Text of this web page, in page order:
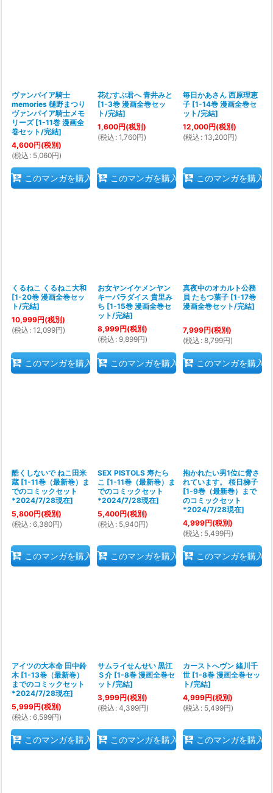
ヴァンパイア騎士
memories 樋野まつり
ヴァンパイア騎士メモ
リーズ [1-11巻 漫画全
巻セット/完結]
4,600円(税別)
(税込 : 5,060円)
このマンガを購入
花むすぶ君へ 青井みと
[1-3巻 漫画全巻セッ
ト/完結]
1,600円(税別)
(税込 : 1,760円)
このマンガを購入
毎日かあさん 西原理恵
子 [1-14巻 漫画全巻セ
ット/完結]
12,000円(税別)
(税込 : 13,200円)
このマンガを購入
くるねこ くるねこ大和
[1-20巻 漫画全巻セッ
ト/完結]
10,999円(税別)
(税込 : 12,099円)
このマンガを購入
お女ヤンイケメンヤン
キーパラダイス 貴里み
ち [1-15巻 漫画全巻セ
ット/完結]
8,999円(税別)
(税込 : 9,899円)
このマンガを購入
真夜中のオカルト公務
員 たもつ葉子 [1-17巻
漫画全巻セット/完結]
7,999円(税別)
(税込 : 8,799円)
このマンガを購入
酷くしないで ねこ田米
蔵 [1-11巻（最新巻）ま
でのコミックセット
*2024/7/28現在]
5,800円(税別)
(税込 : 6,380円)
このマンガを購入
SEX PISTOLS 寿たら
こ [1-11巻（最新巻）ま
でのコミックセット
*2024/7/28現在]
5,400円(税別)
(税込 : 5,940円)
このマンガを購入
抱かれたい男1位に脅さ
れています。 桜日梯子
[1-9巻（最新巻）まで
のコミックセット
*2024/7/28現在]
4,999円(税別)
(税込 : 5,499円)
このマンガを購入
アイツの大本命 田中鈴
木 [1-13巻（最新巻）
までのコミックセット
*2024/7/28現在]
5,999円(税別)
(税込 : 6,599円)
このマンガを購入
サムライせんせい 黒江
Ｓ介 [1-8巻 漫画全巻セ
ット/完結]
3,999円(税別)
(税込 : 4,399円)
このマンガを購入
カーストへヴン 緒川千
世 [1-8巻 漫画全巻セッ
ト/完結]
4,999円(税別)
(税込 : 5,499円)
このマンガを購入